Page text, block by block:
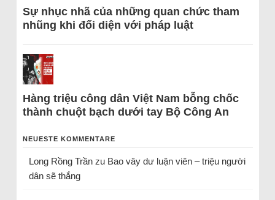
Sự nhục nhã của những quan chức tham
nhũng khi đối diện với pháp luật
Hàng triệu công dân Việt Nam bỗng chốc
thành chuột bạch dưới tay Bộ Công An
NEUESTE KOMMENTARE
Long Rồng Trầnzu Bao vây dư luận viên – triệu người
dân sẽ thắng